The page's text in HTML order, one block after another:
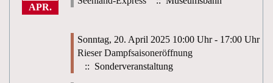
APR.
Sonntag, 20. April 2025 10:00 Uhr - 17:00 Uhr
Rieser Dampfsaisoneröffnung
:: Sonderveranstaltung